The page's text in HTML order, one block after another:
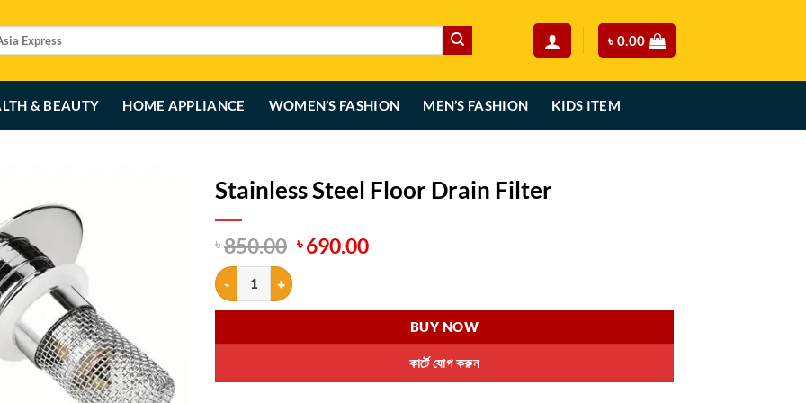
৳ 0.00
& BEAUTY HOME APPLIANCE WOMEN’S FASHION MEN’S FASHION KIDS ITEM
Stainless Steel Floor Drain Filter
৳850.00 Original
৳ 850.00.
৳690.00Current
৳ 690.00.
Stainless Steel Floor Drain Filter quantity
কার্টে যোগ করুন
BUY NOW